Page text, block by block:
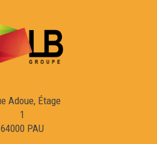
Adoue, Étage
1
64000 PAU